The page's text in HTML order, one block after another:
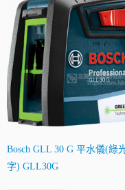
Bosch GLL 30 G 平水儀(綠
字) GLL30G